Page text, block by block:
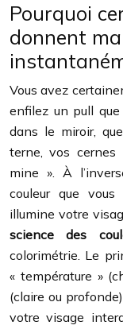
Pourquoi
donnent
Vous avez
enfilez un pull
dans le miroir,
terne, vos cernes
mine ». À
couleur que vous
illumine votre
science des
colorimétrie. Le
« température »
(claire ou
votre visage